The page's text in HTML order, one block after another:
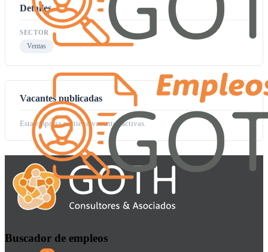
Detalles
SECTOR
Ventas
Vacantes publicadas
Esta empresa no tiene vacantes activas.
Buscador de empleos